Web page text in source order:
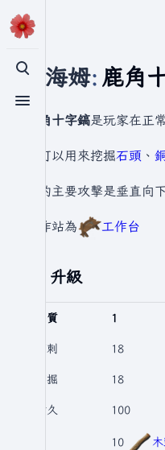
切換搜尋
切換選單
瓦爾海姆: 鹿角
鹿角十字鎬是玩家在正
它可以用來挖掘石頭 、
它的主要攻擊是垂直向
製作站為 工作台
升級
品質 1
穿刺 18
挖掘 18
耐久 100
10